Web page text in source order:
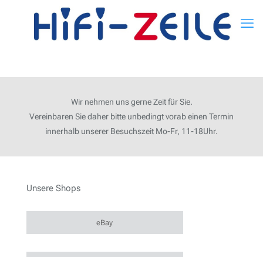
Wir nehmen uns gerne Zeit für Sie.
Vereinbaren Sie daher bitte unbedingt vorab einen Termin
innerhalb unserer Besuchszeit Mo-Fr, 11-18Uhr.
Unsere Shops
eBay